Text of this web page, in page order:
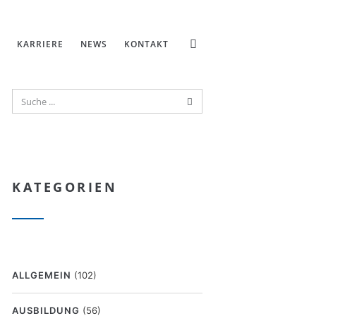
KARRIERE NEWS KONTAKT
KATEGORIEN
ALLGEMEIN (102)
AUSBILDUNG (56)